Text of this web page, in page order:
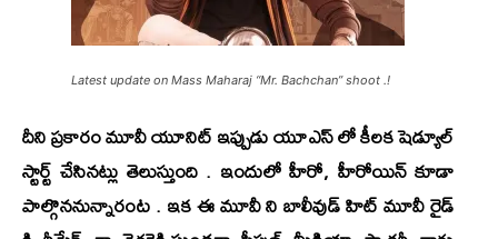
Latest update on Mass Maharaj “Mr. Bachchan” shoot .!
దీని ప్రకారం మూవీ యూనిట్ ఇప్పుడు యూఎస్ లో కీలక షెడ్యూల్
స్టార్ట్ చేసినట్లు తెలుస్తుంది . ఇందులో హీరో, హీరోయిన్ కూడా
పాల్గొననున్నారంట . ఇక ఈ మూవీ ని బాలీవుడ్ హిట్ మూవీ రైడ్